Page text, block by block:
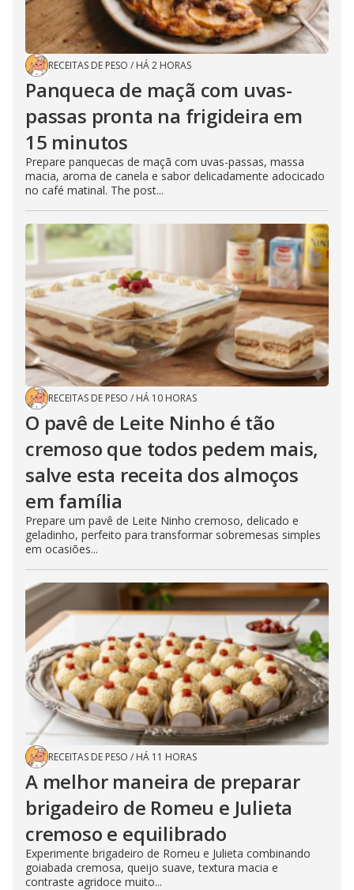
RECEITAS DE PESO / HÁ 2 HORAS
Panqueca de maçã com uvas-
passas pronta na frigideira em
15 minutos
Prepare panquecas de maçã com uvas-passas, massa
macia, aroma de canela e sabor delicadamente adocicado
no café matinal. The post...
RECEITAS DE PESO / HÁ 10 HORAS
O pavê de Leite Ninho é tão
cremoso que todos pedem mais,
salve esta receita dos almoços
em família
Prepare um pavê de Leite Ninho cremoso, delicado e
geladinho, perfeito para transformar sobremesas simples
em ocasiões...
RECEITAS DE PESO / HÁ 11 HORAS
A melhor maneira de preparar
brigadeiro de Romeu e Julieta
cremoso e equilibrado
Experimente brigadeiro de Romeu e Julieta combinando
goiabada cremosa, queijo suave, textura macia e
contraste agridoce muito...